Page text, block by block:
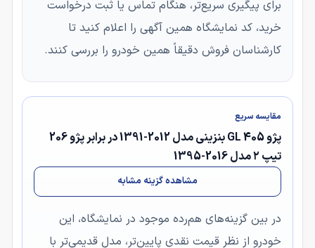
برای پیگیری سریع‌تر، هنگام تماس یا ثبت درخواست
خرید، کد نمایشگاه همین آگهی را اعلام کنید تا
کارشناسان فروش دقیقاً همین خودرو را بررسی کنند.
مقایسه سریع
پژو 405 GL بنزینی مدل 2012-1391 در برابر پژو 206
تیپ ۲ مدل 2016-1395
مشاهده گزینه مشابه
در بین گزینه‌های هم‌رده موجود در نمایشگاه، این
خودرو از نظر قیمت نقدی پایین‌تر، مدل قدیمی‌تر با